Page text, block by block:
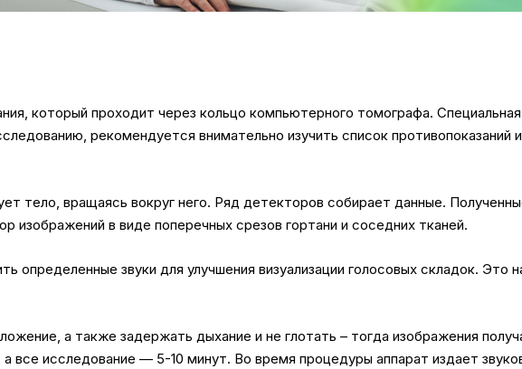
который проходит через кольцо компьютерного томографа.
рекомендуется внимательно изучить список противопоказаний и
тело, вращаясь вокруг него. Ряд детекторов собирает данные.
в виде поперечных срезов гортани и соседних тканей.
определенные звуки для улучшения визуализации голосовых складок. Это
а также задержать дыхание и не глотать – тогда изображения
все исследование — 5-10 минут. Во время процедуры аппарат издает